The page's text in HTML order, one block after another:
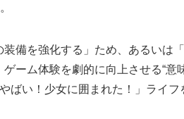
備を強化する」ため、あるいは
ーム体験を劇的に向上させる“意
ばい！少女に囲まれた！」ライフ